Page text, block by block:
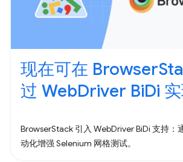
现在可在
过 WebDriver BiDi
BrowserStack 引入 WebDriver BiDi 支持：
动化增强 Selenium 网格测试。